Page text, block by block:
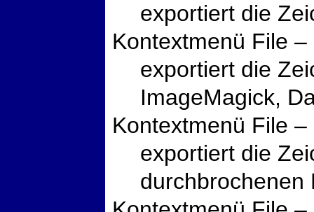
exportiert die
Kontextmenü File
exportiert die
ImageMagick,
Kontextmenü File
exportiert die
durchbrochenen